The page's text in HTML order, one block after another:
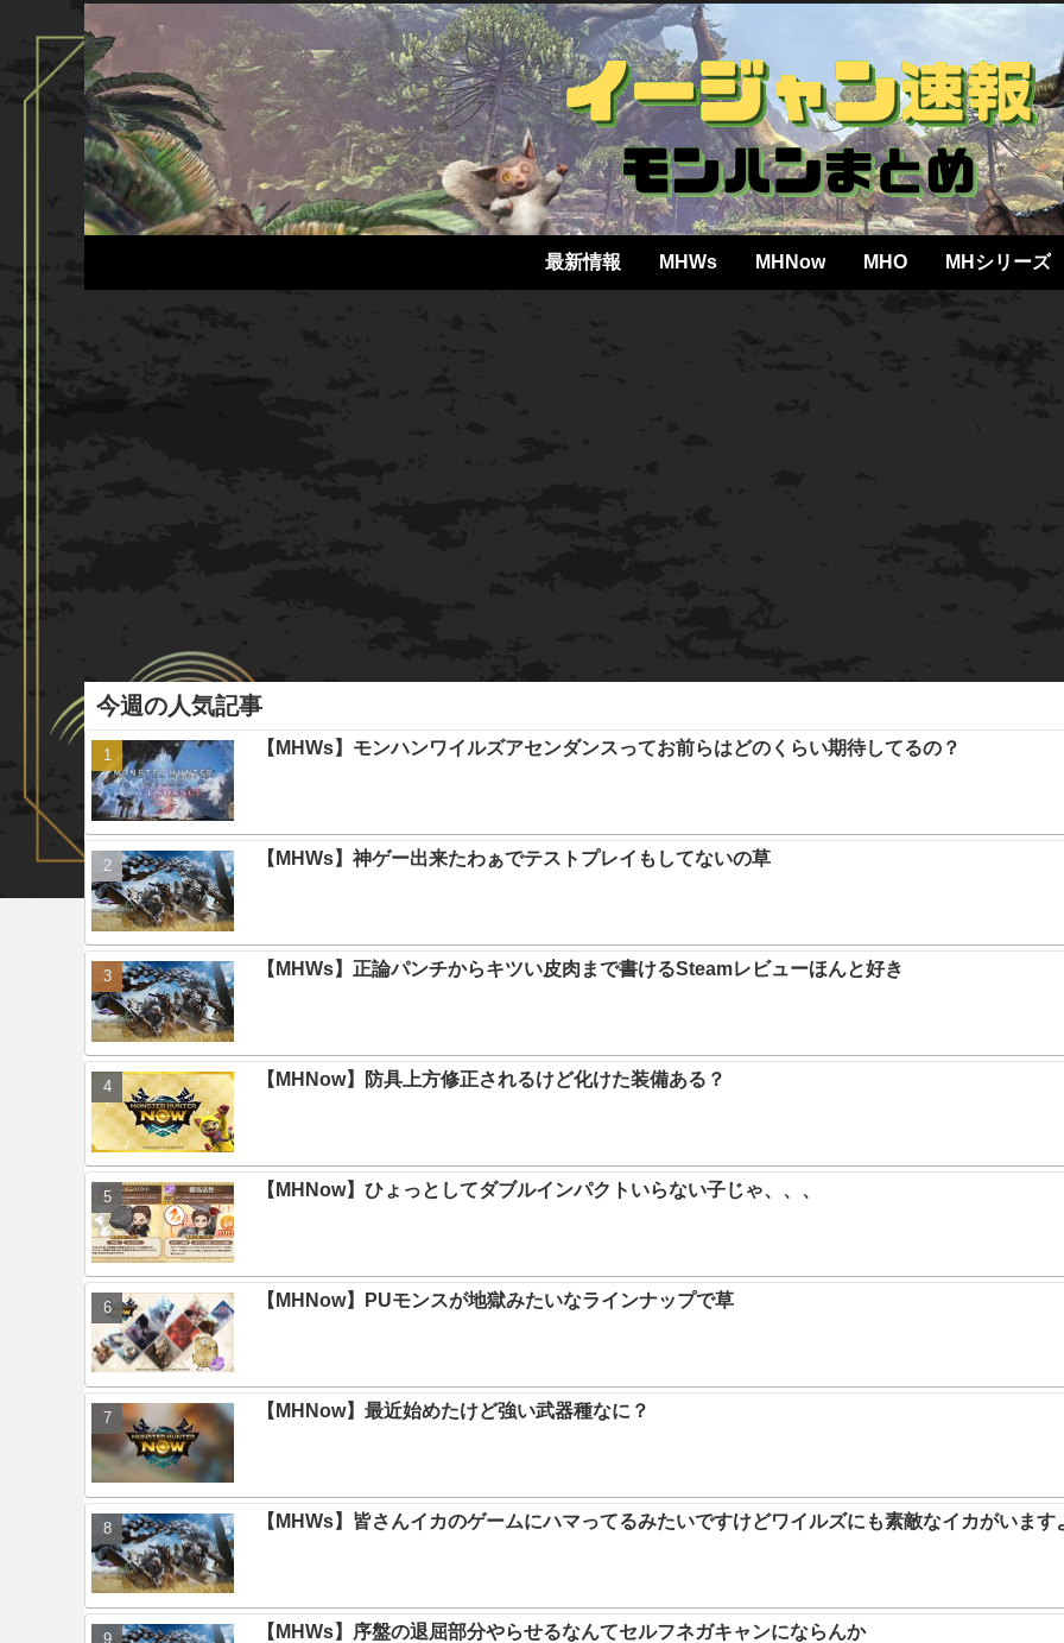
最新情報 MHWs MHNow MHO MHシリーズ
今週の人気記事
【MHWs】モンハンワイルズアセンダンスってお前らはどのくらい期待してるの？
【MHWs】神ゲー出来たわぁでテストプレイもしてないの草
【MHWs】正論パンチからキツい皮肉まで書けるSteamレビューほんと好き
【MHNow】防具上方修正されるけど化けた装備ある？
【MHNow】ひょっとしてダブルインパクトいらない子じゃ、、、
【MHNow】PUモンスが地獄みたいなラインナップで草
【MHNow】最近始めたけど強い武器種なに？
【MHWs】皆さんイカのゲームにハマってるみたいですけどワイルズにも素敵なイカがいます
【MHWs】序盤の退屈部分やらせるなんてセルフネガキャンにならんか